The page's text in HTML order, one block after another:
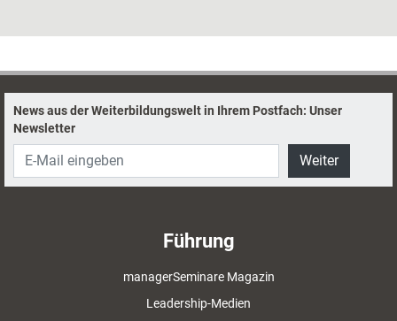
News aus der Weiterbildungswelt in Ihrem Postfach: Unser
Newsletter
Weiter
Führung
managerSeminare Magazin
Leadership-Medien